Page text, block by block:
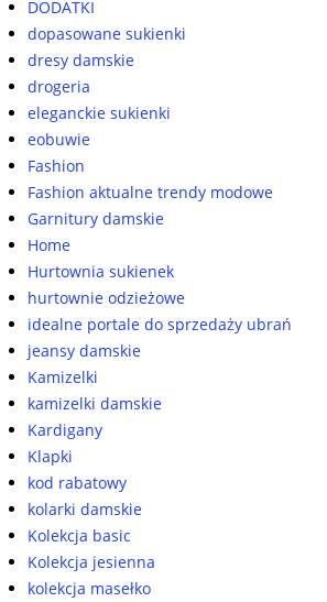
DODATKI
dopasowane sukienki
dresy damskie
drogeria
eleganckie sukienki
eobuwie
Fashion
Fashion aktualne trendy modowe
Garnitury damskie
Home
Hurtownia sukienek
hurtownie odzieżowe
idealne portale do sprzedaży ubrań
jeansy damskie
Kamizelki
kamizelki damskie
Kardigany
Klapki
kod rabatowy
kolarki damskie
Kolekcja basic
Kolekcja jesienna
kolekcja masełko